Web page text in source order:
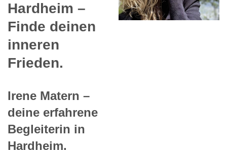
Hardheim –
Finde deinen
inneren
Frieden.
Irene Matern –
deine erfahrene
Begleiterin in
Hardheim.